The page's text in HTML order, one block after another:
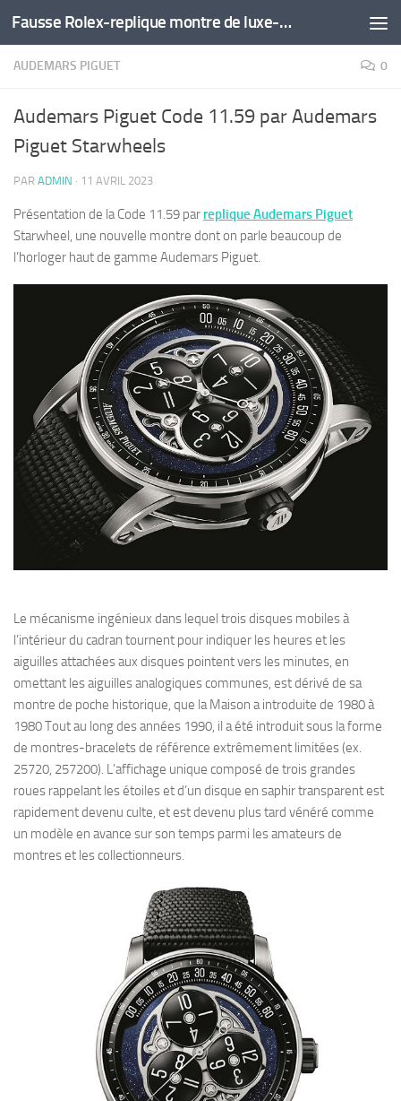
Skip to content Fausse Rolex-replique montre de luxe-montre pas cher
AUDEMARS PIGUET 0
Audemars Piguet Code 11.59 par Audemars
Piguet Starwheels
PAR ADMIN · 11 AVRIL 2023
Présentation de la Code 11.59 par replique Audemars Piguet
Starwheel, une nouvelle montre dont on parle beaucoup de
l’horloger haut de gamme Audemars Piguet.
Le mécanisme ingénieux dans lequel trois disques mobiles à
l’intérieur du cadran tournent pour indiquer les heures et les
aiguilles attachées aux disques pointent vers les minutes, en
omettant les aiguilles analogiques communes, est dérivé de sa
montre de poche historique, que la Maison a introduite de 1980 à
1980 Tout au long des années 1990, il a été introduit sous la forme
de montres-bracelets de référence extrêmement limitées (ex.
25720, 257200). L’affichage unique composé de trois grandes
roues rappelant les étoiles et d’un disque en saphir transparent est
rapidement devenu culte, et est devenu plus tard vénéré comme
un modèle en avance sur son temps parmi les amateurs de
montres et les collectionneurs.